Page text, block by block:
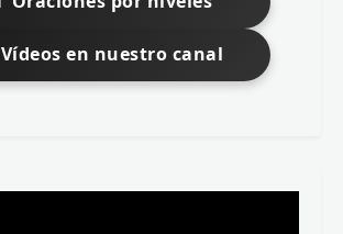
Vídeos en nuestro canal